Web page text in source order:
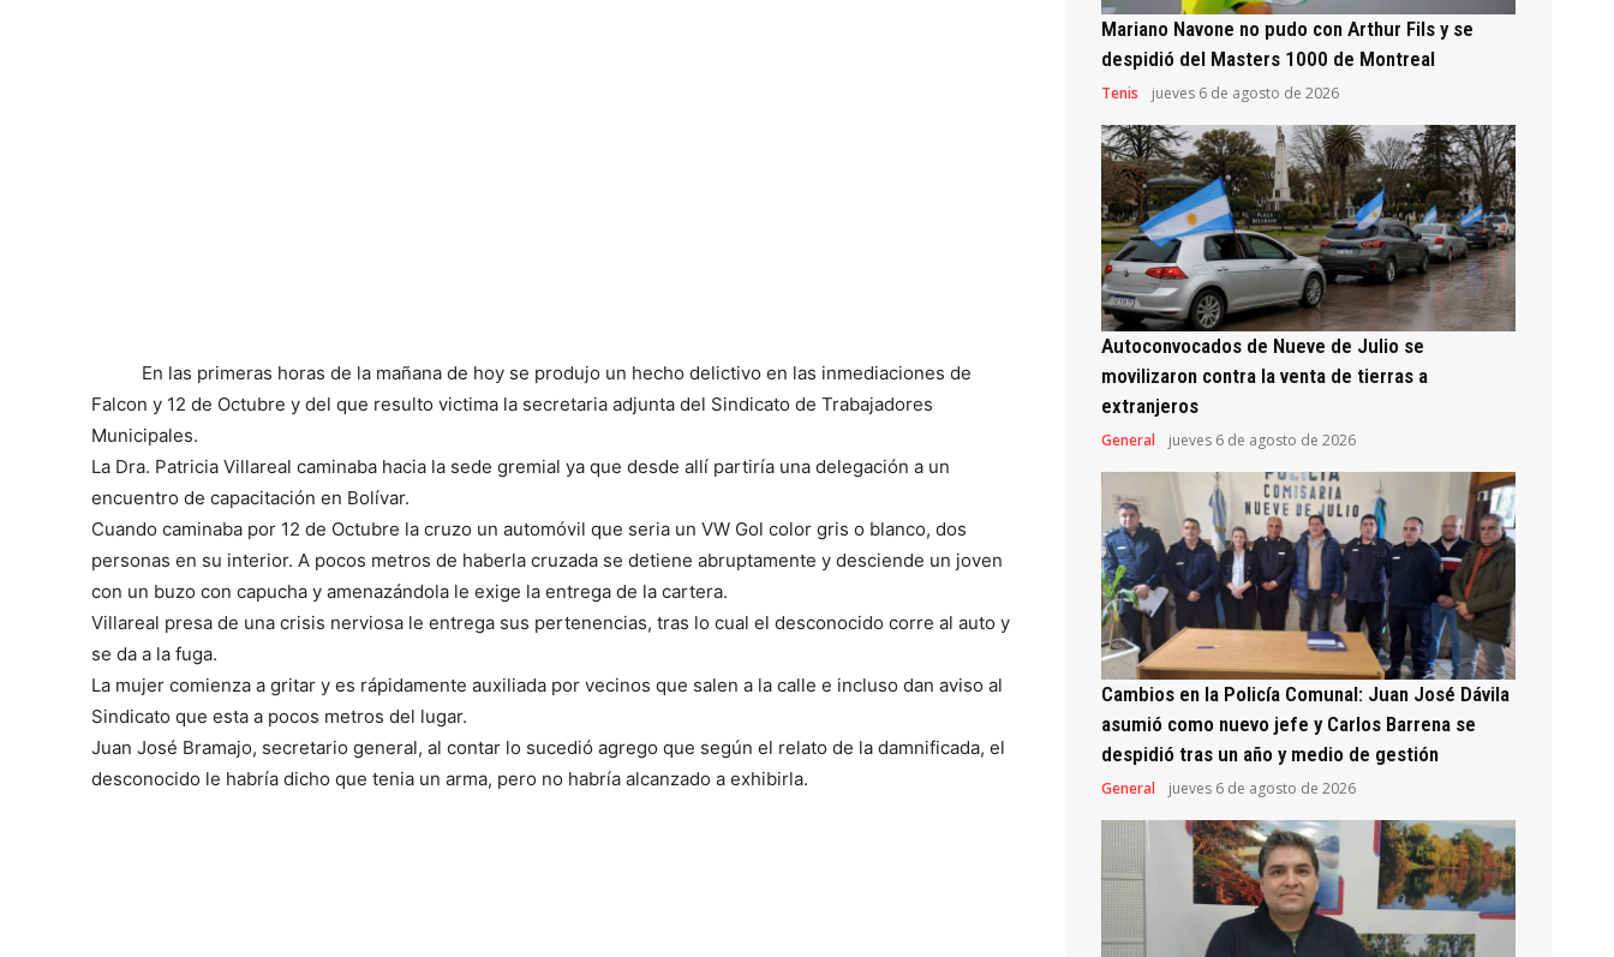
En las primeras horas de la mañana de hoy se produjo un hecho delictivo en las inmediaciones de
Falcon y 12 de Octubre y del que resulto victima la secretaria adjunta del Sindicato de Trabajadores
Municipales.
La Dra. Patricia Villareal caminaba hacia la sede gremial ya que desde allí partiría una delegación a un
encuentro de capacitación en Bolívar.
Cuando caminaba por 12 de Octubre la cruzo un automóvil que seria un VW Gol color gris o blanco, dos
personas en su interior. A pocos metros de haberla cruzada se detiene abruptamente y desciende un joven
con un buzo con capucha y amenazándola le exige la entrega de la cartera.
Villareal presa de una crisis nerviosa le entrega sus pertenencias, tras lo cual el desconocido corre al auto y
se da a la fuga.
La mujer comienza a gritar y es rápidamente auxiliada por vecinos que salen a la calle e incluso dan aviso al
Sindicato que esta a pocos metros del lugar.
Juan José Bramajo, secretario general, al contar lo sucedió agrego que según el relato de la damnificada, el
desconocido le habría dicho que tenia un arma, pero no habría alcanzado a exhibirla.
Mariano Navone no pudo con Arthur Fils y se
despidió del Masters 1000 de Montreal
Tenis jueves 6 de agosto de 2026
Autoconvocados de Nueve de Julio se
movilizaron contra la venta de tierras a
extranjeros
General jueves 6 de agosto de 2026
Cambios en la Policía Comunal: Juan José Dávila
asumió como nuevo jefe y Carlos Barrena se
despidió tras un año y medio de gestión
General jueves 6 de agosto de 2026